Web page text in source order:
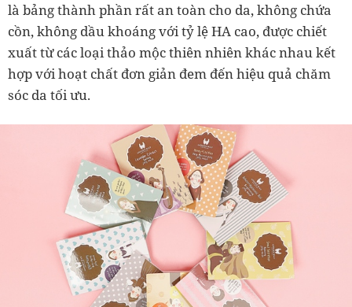
là bảng thành phần rất an toàn cho da, không chứa
cồn, không dầu khoáng với tỷ lệ HA cao, được chiết
xuất từ các loại thảo mộc thiên nhiên khác nhau kết
hợp với hoạt chất đơn giản đem đến hiệu quả chăm
sóc da tối ưu.